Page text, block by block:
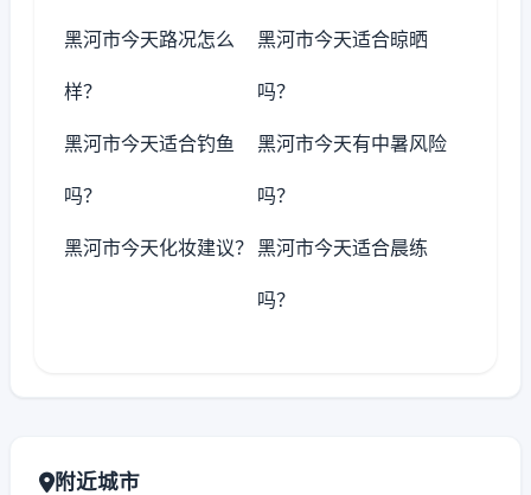
黑河市今天路况怎么
样？
黑河市今天适合晾晒
吗？
黑河市今天适合钓鱼
吗？
黑河市今天有中暑风险
吗？
黑河市今天化妆建议？ 黑河市今天适合晨练
吗？
附近城市